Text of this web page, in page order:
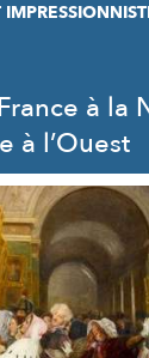
à la
à l’Ouest